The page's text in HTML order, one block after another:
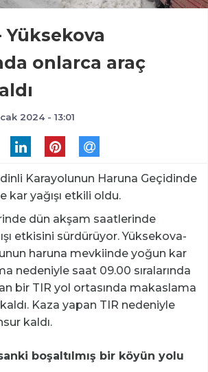
Yüksekova
onlarca araç
2024 - 13:01
Karayolunun Haruna Geçidinde
kar yağışı etkili oldu.
dün akşam saatlerinde
etkisini sürdürüyor. Yüksekova-
haruna mevkiinde yoğun kar
nedeniyle saat 09.00 sıralarında
bir TIR yol ortasında makaslama
Kaza yapan TIR nedeniyle
kaldı.
boşaltılmış bir köyün yolu